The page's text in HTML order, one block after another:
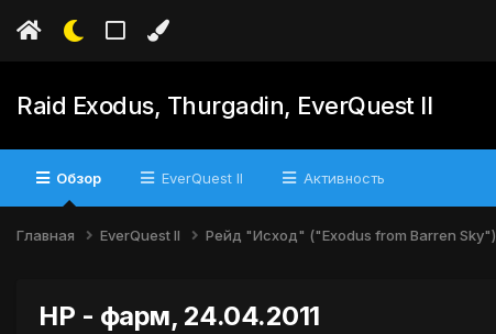
Raid Exodus, Thurgadin, EverQuest II
Обзор EverQuest II Активность
Главная EverQuest II Рейд "Исход" ("Exodus from Barren Sky")
НР - фарм, 24.04.2011